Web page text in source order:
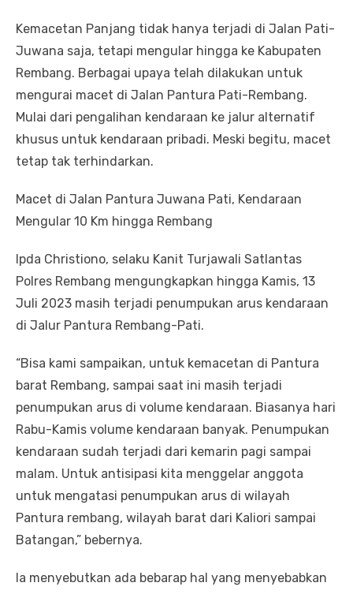
Kemacetan Panjang tidak hanya terjadi di Jalan Pati-
Juwana saja, tetapi mengular hingga ke Kabupaten
Rembang. Berbagai upaya telah dilakukan untuk
mengurai macet di Jalan Pantura Pati-Rembang.
Mulai dari pengalihan kendaraan ke jalur alternatif
khusus untuk kendaraan pribadi. Meski begitu, macet
tetap tak terhindarkan.
Macet di Jalan Pantura Juwana Pati, Kendaraan
Mengular 10 Km hingga Rembang
Ipda Christiono, selaku Kanit Turjawali Satlantas
Polres Rembang mengungkapkan hingga Kamis, 13
Juli 2023 masih terjadi penumpukan arus kendaraan
di Jalur Pantura Rembang-Pati.
“Bisa kami sampaikan, untuk kemacetan di Pantura
barat Rembang, sampai saat ini masih terjadi
penumpukan arus di volume kendaraan. Biasanya hari
Rabu-Kamis volume kendaraan banyak. Penumpukan
kendaraan sudah terjadi dari kemarin pagi sampai
malam. Untuk antisipasi kita menggelar anggota
untuk mengatasi penumpukan arus di wilayah
Pantura rembang, wilayah barat dari Kaliori sampai
Batangan,” bebernya.
Ia menyebutkan ada bebarap hal yang menyebabkan